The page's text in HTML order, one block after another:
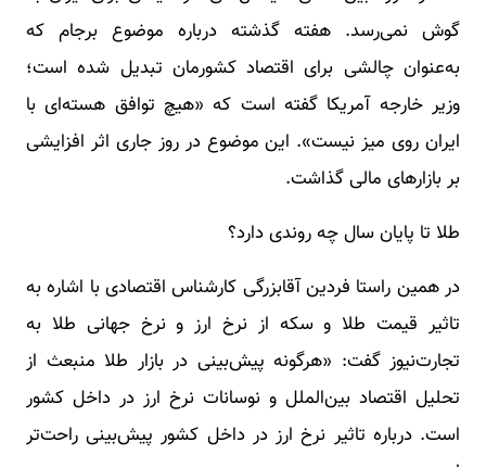
گوش نمی‌رسد. هفته گذشته درباره موضوع برجام که
به‌عنوان چالشی برای اقتصاد کشورمان تبدیل شده است؛
وزیر خارجه آمریکا گفته است که «هیچ توافق هسته‌ای با
ایران روی میز نیست». این موضوع در روز جاری اثر افزایشی
بر بازارهای مالی گذاشت.
طلا تا پایان سال چه روندی دارد؟
در همین راستا فردین آقابزرگی کارشناس اقتصادی با اشاره به
تاثیر قیمت طلا و سکه از نرخ ارز و نرخ جهانی طلا به
تجارت‌نیوز گفت: «هرگونه پیش‌بینی در بازار طلا منبعث از
تحلیل اقتصاد بین‌الملل و نوسانات نرخ ارز در داخل کشور
است. درباره تاثیر نرخ ارز در داخل کشور پیش‌بینی راحت‌تر